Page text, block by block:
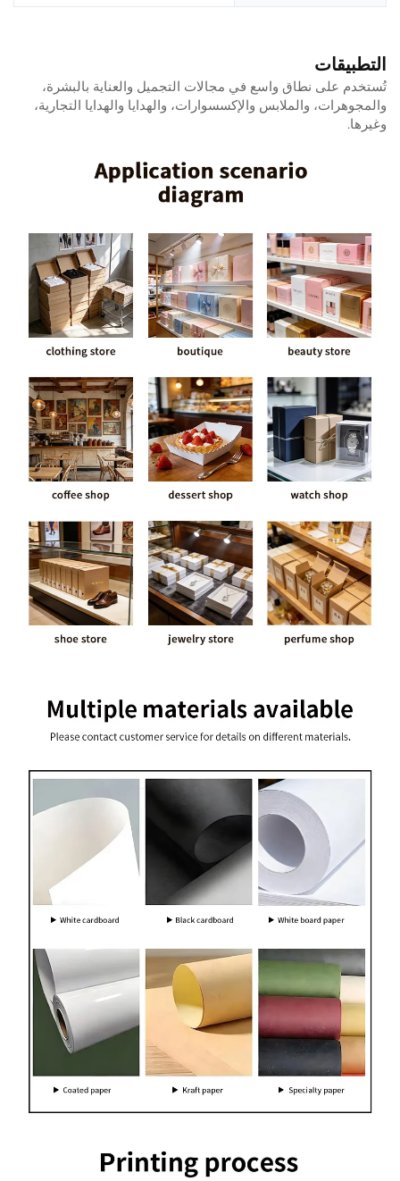
التطبيقات
تُستخدم على نطاق واسع في مجالات التجميل والعناية بالبشرة،
والمجوهرات، والملابس والإكسسوارات، والهدايا والهدايا التجارية،
وغيرها.